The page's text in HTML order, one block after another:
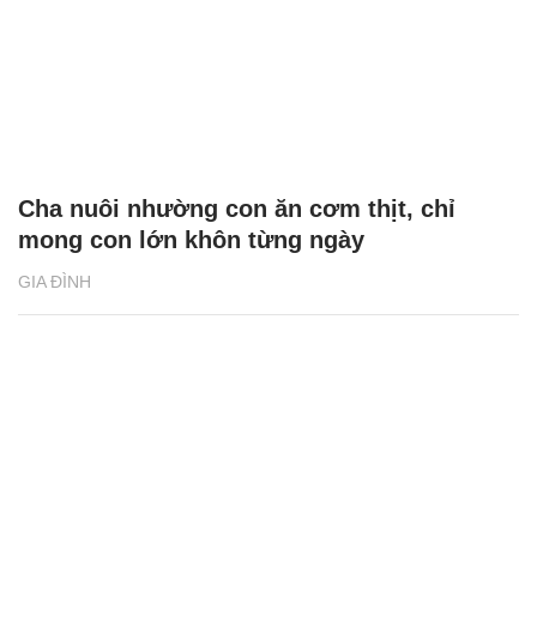
GIA ĐÌNH
Cha nuôi nhường con ăn cơm thịt, chỉ
mong con lớn khôn từng ngày